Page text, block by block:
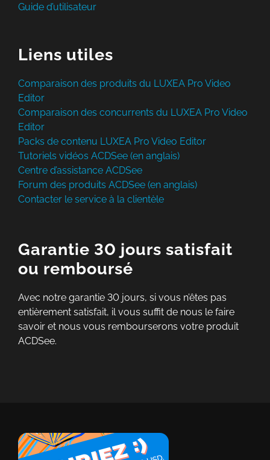
Guide d’utilisateur
Liens utiles
Comparaison des produits du LUXEA Pro Video
Editor
Comparaison des concurrents du LUXEA Pro Video
Editor
Packs de contenu LUXEA Pro Video Editor
Tutoriels vidéos ACDSee (en anglais)
Centre d’assistance ACDSee
Forum des produits ACDSee (en anglais)
Contacter le service à la clientèle
Garantie 30 jours satisfait
ou remboursé
Avec notre garantie 30 jours, si vous n’êtes pas
entièrement satisfait, il vous suffit de nous le faire
savoir et nous vous rembourserons votre produit
ACDSee.